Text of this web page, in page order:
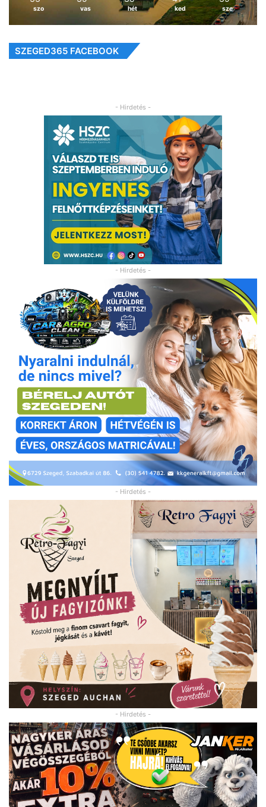
szo vas hét ked sze
SZEGED365 FACEBOOK
- Hirdetés -
- Hirdetés -
- Hirdetés -
- Hirdetés -